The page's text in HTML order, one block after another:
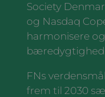
Society
og Nasdaq
harmonisere
FNs
frem til 2030